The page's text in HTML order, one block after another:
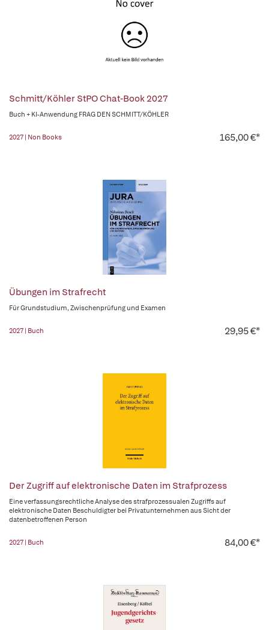
Schmitt/Köhler StPO Chat-Book 2027
Buch + KI-Anwendung FRAG DEN SCHMITT/KÖHLER
2027 | Non Books 165,00 €*
Übungen im Strafrecht
Für Grundstudium, Zwischenprüfung und Examen
2027 | Buch 29,95 €*
Der Zugriff auf elektronische Daten im Strafprozess
Eine verfassungsrechtliche Analyse des strafprozessualen Zugriffs auf
elektronische Daten Beschuldigter bei Privatunternehmen aus Sicht der
datenbetroffenen Person
2027 | Buch 84,00 €*